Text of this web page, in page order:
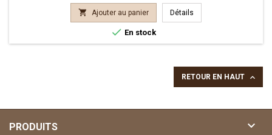
 Ajouter au panier Détails
 En stock
RETOUR EN HAUT 
PRODUITS 